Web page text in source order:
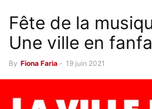
Fête de la
Une ville en
By Fiona Faria - 19 juin 2021